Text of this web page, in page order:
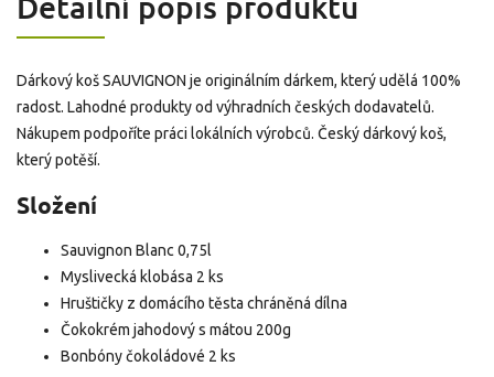
Dárkový koš SAUVIGNON je originálním dárkem, který udělá 100%
radost. Lahodné produkty od výhradních českých dodavatelů.
Nákupem podpoříte práci lokálních výrobců. Český dárkový koš,
který potěší.
Složení
Sauvignon Blanc 0,75l
Myslivecká klobása 2 ks
Hruštičky z domácího těsta chráněná dílna
Čokokrém jahodový s mátou 200g
Bonbóny čokoládové 2 ks